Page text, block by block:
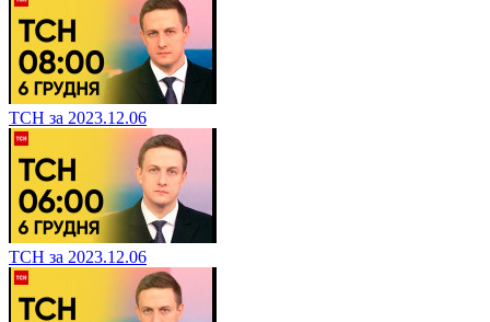
ТСН за 2023.12.06
ТСН за 2023.12.06